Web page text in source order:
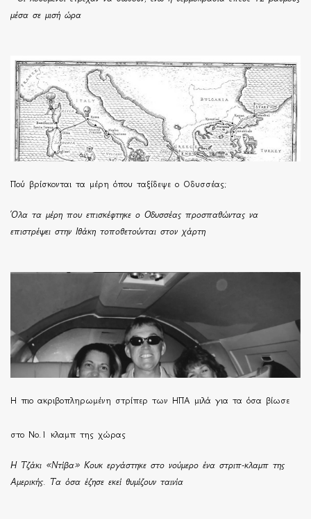
μέσα σε μισή ώρα
Πού βρίσκονται τα μέρη όπου ταξίδεψε ο Οδυσσέας;
Όλα τα μέρη που επισκέφτηκε ο Οδυσσέας προσπαθώντας να
επιστρέψει στην Ιθάκη τοποθετούνται στον χάρτη
H πιο ακριβοπληρωμένη στρίπερ των ΗΠΑ μιλά για τα όσα βίωσε
στο Νο.1 κλαμπ της χώρας
Η Τζάκι «Ντίβα» Κουκ εργάστηκε στο νούμερο ένα στριπ-κλαμπ της
Αμερικής. Τα όσα έζησε εκεί θυμίζουν ταινία